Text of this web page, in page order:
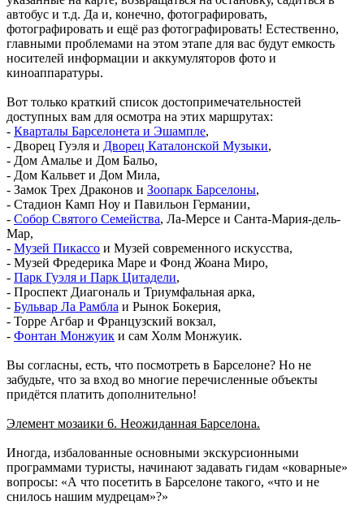
автобус и т.д. Да и, конечно, фотографировать,
фотографировать и ещё раз фотографировать! Естественно,
главными проблемами на этом этапе для вас будут емкость
носителей информации и аккумуляторов фото и
киноаппаратуры.
Вот только краткий список достопримечательностей
доступных вам для осмотра на этих маршрутах:
- Кварталы Барселонета и Эшампле,
- Дворец Гуэля и Дворец Каталонской Музыки,
- Дом Амалье и Дом Бальо,
- Дом Кальвет и Дом Мила,
- Замок Трех Драконов и Зоопарк Барселоны,
- Стадион Камп Ноу и Павильон Германии,
- Собор Святого Семейства, Ла-Мерсе и Санта-Мария-дель-
Мар,
- Музей Пикассо и Музей современного искусства,
- Музей Фредерика Маре и Фонд Жоана Миро,
- Парк Гуэля и Парк Цитадели,
- Проспект Диагональ и Триумфальная арка,
- Бульвар Ла Рамбла и Рынок Бокерия,
- Торре Агбар и Французский вокзал,
- Фонтан Монжуик и сам Холм Монжуик.
Вы согласны, есть, что посмотреть в Барселоне? Но не
забудьте, что за вход во многие перечисленные объекты
придётся платить дополнительно!
Элемент мозаики 6. Неожиданная Барселона.
Иногда, избалованные основными экскурсионными
программами туристы, начинают задавать гидам «коварные»
вопросы: «А что посетить в Барселоне такого, «что и не
снилось нашим мудрецам»?»